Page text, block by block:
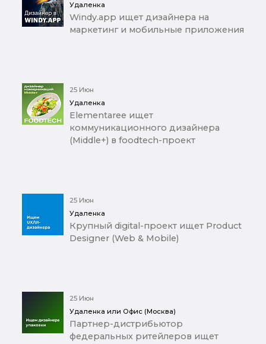
Удаленка
Windy.app ищет дизайнера на
маркетинг и мобильные приложения
25 Июн
Удаленка
Elementaree ищет
коммуникационного дизайнера
(Middle+) в foodtech-проект
25 Июн
Удаленка
Крупный digital-проект ищет Product
Designer (Web & Mobile)
25 Июн
Удаленка или Офис (Москва)
Партнер-дистрибьютор
федеральных ритейлеров ищет